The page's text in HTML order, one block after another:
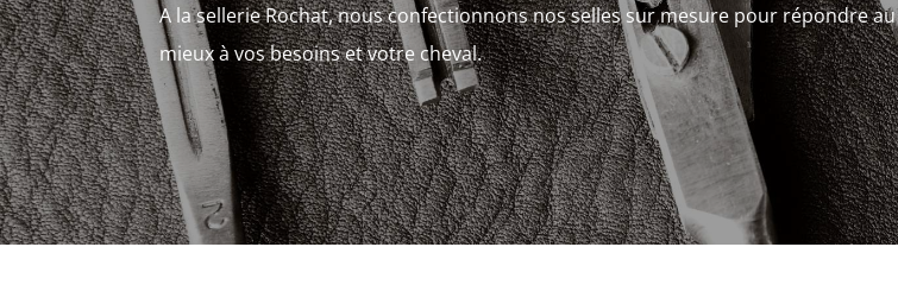
A la sellerie Rochat, nous confectionnons nos selles sur mesure pour répondre au
mieux à vos besoins et votre cheval.